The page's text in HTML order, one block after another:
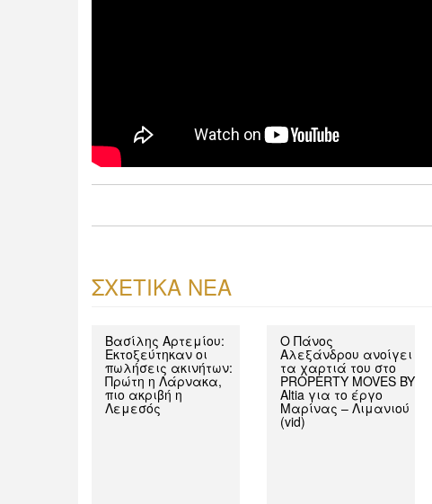
ΣΧΕΤΙΚΑ ΝΕΑ
Βασίλης Αρτεμίου:
Εκτοξεύτηκαν οι
πωλήσεις ακινήτων:
Πρώτη η Λάρνακα,
πιο ακριβή η
Λεμεσός
Ο Πάνος
Αλεξάνδρου ανοίγει
τα χαρτιά του στο
PROPERTY MOVES BY
Altia για το έργο
Μαρίνας – Λιμανιού
(vid)